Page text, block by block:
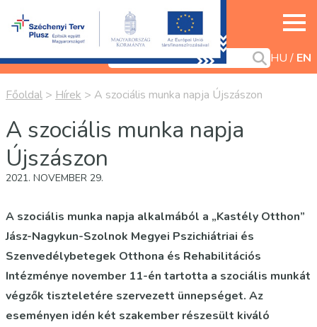
HU EN
Főoldal > Hírek > A szociális munka napja Újszászon
A szociális munka napja
Újszászon
2021. NOVEMBER 29.
A szociális munka napja alkalmából a „Kastély Otthon”
Jász-Nagykun-Szolnok Megyei Pszichiátriai és
Szenvedélybetegek Otthona és Rehabilitációs
Intézménye november 11-én tartotta a szociális munkát
végzők tiszteletére szervezett ünnepséget. Az
eseményen idén két szakember részesült kiváló